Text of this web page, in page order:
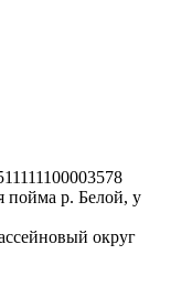
пойма р. Белой, у
округ